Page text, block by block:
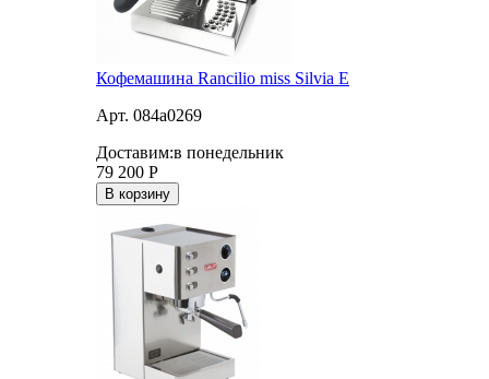
Кофемашина Rancilio miss Silvia E
Арт. 084a0269
Доставим:в понедельник
79 200 Р
В корзину